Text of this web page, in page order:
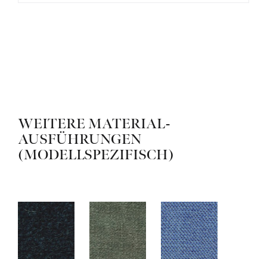
WEITERE MATERIAL-
AUSFÜHRUNGEN
(MODELLSPEZIFISCH)